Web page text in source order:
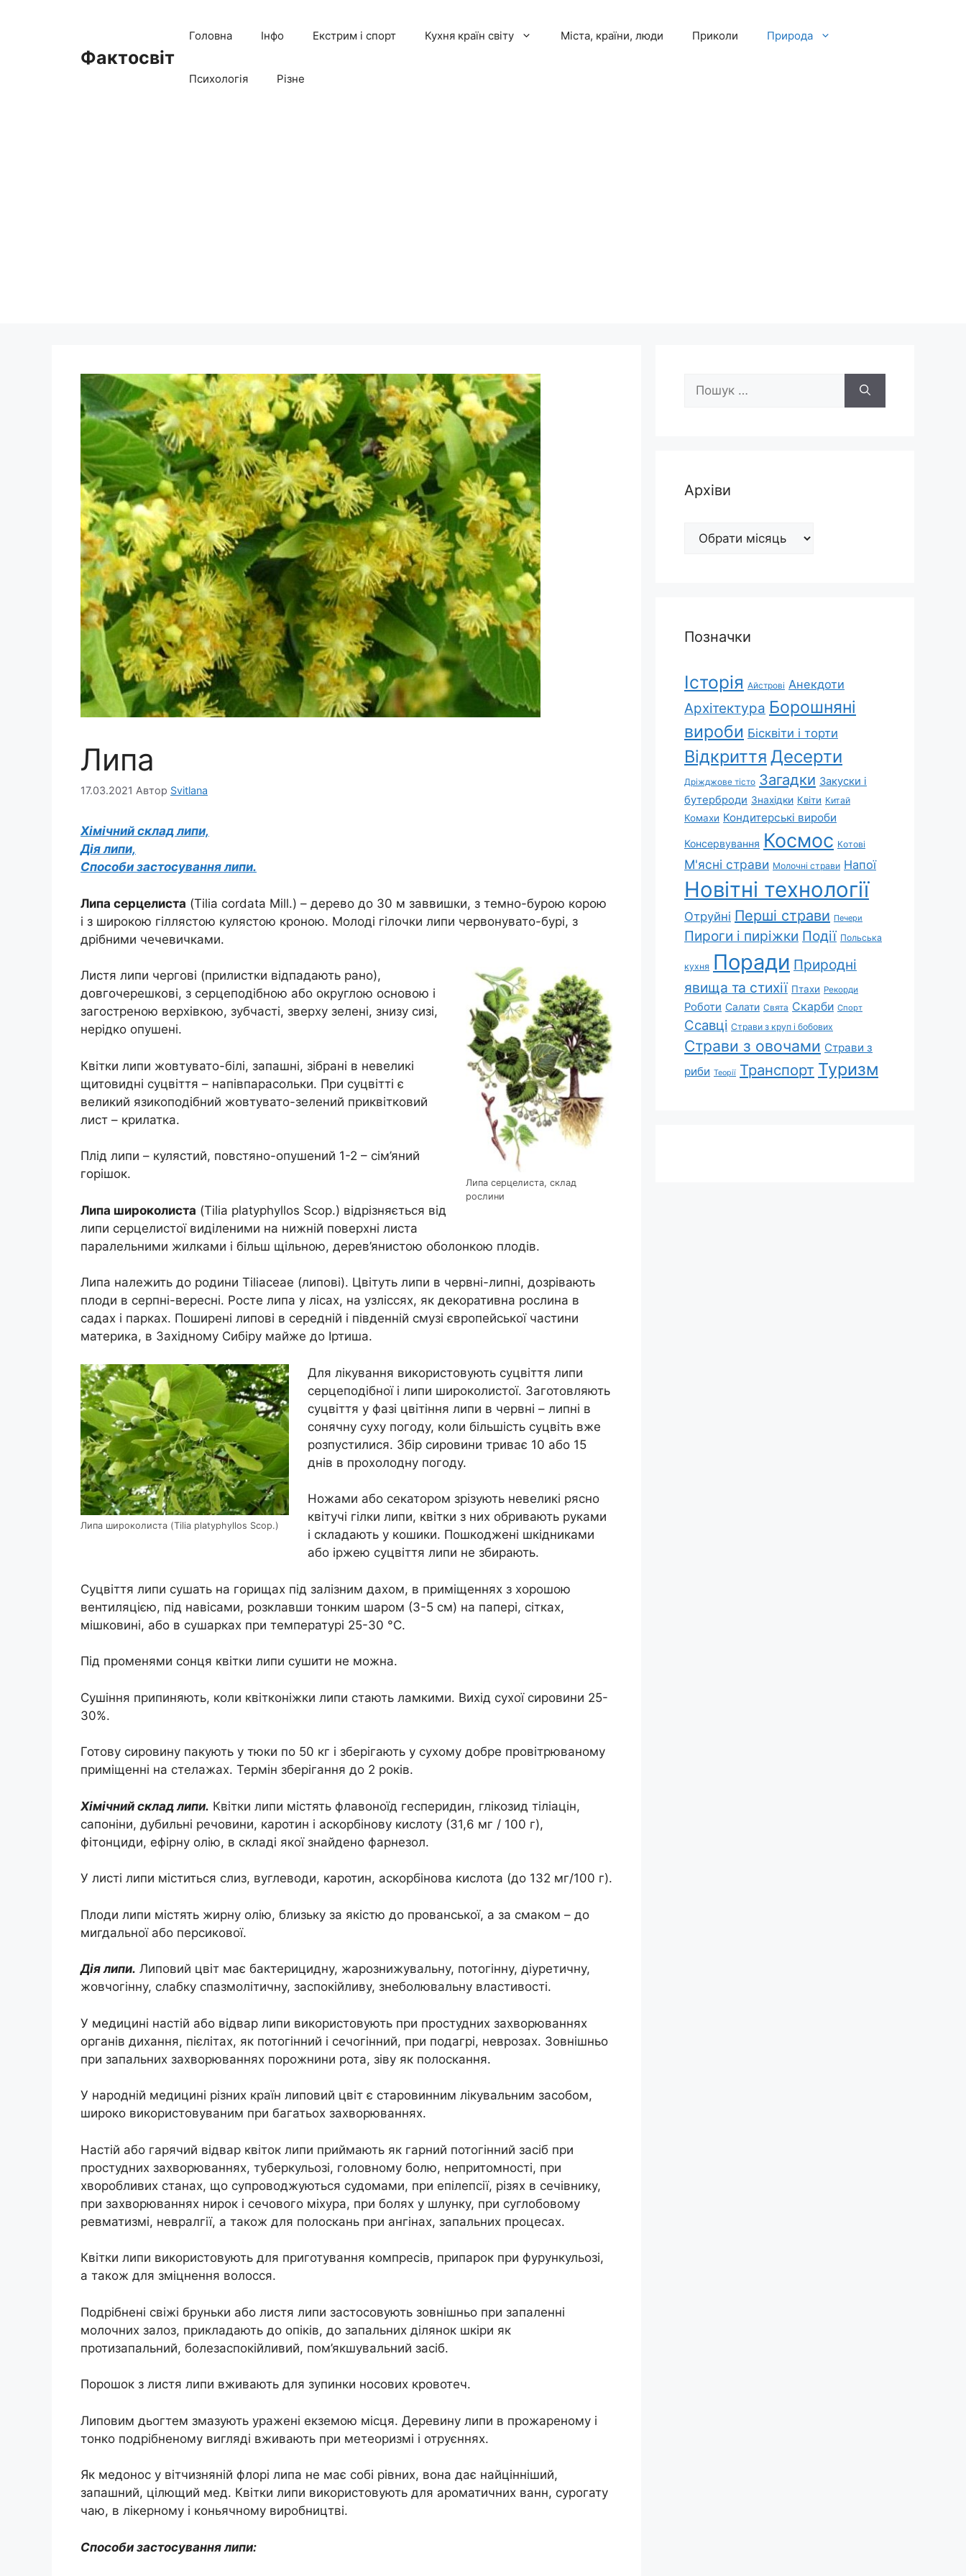
Фактосвіт
Головна Інфо Екстрим і спорт Кухня країн світу Міста, країни, люди Приколи Природа
Психологія Різне
Липа
17.03.2021 Автор Svitlana
Хімічний склад липи,
Дія липи,
Способи застосування липи.
Липа серцелиста (Tilia cordata Mill.) – дерево до 30 м заввишки, з темно-бурою корою
і з широкою гіллястою кулястою кроною. Молоді гілочки липи червонувато-бурі, з
дрібними чечевичками.
Липа серцелиста, склад
рослини
Листя липи чергові (прилистки відпадають рано),
довгочерешкові, з серцеподібною або округлою основою і
загостреною верхівкою, зубчасті, зверху зелені, знизу сизі,
нерідко опушені.
Квітки липи жовтувато-білі, запашні, зібрані в невеликі
щитовидні суцвіття – напівпарасольки. При суцвітті є
великий язикоподібний жовтувато-зелений приквітковий
лист – крилатка.
Плід липи – кулястий, повстяно-опушений 1-2 – сім’яний
горішок.
Липа широколиста (Tilia platyphyllos Scop.) відрізняється від
липи серцелистої виділеними на нижній поверхні листа
паралельними жилками і більш щільною, дерев’янистою оболонкою плодів.
Липа належить до родини Tiliaceae (липові). Цвітуть липи в червні-липні, дозрівають
плоди в серпні-вересні. Росте липа у лісах, на узліссях, як декоративна рослина в
садах і парках. Поширені липові в середній і південній смузі європейської частини
материка, в Західному Сибіру майже до Іртиша.
Липа широколиста (Tilia platyphyllos Scop.)
Для лікування використовують суцвіття липи
серцеподібної і липи широколистої. Заготовляють
суцвіття у фазі цвітіння липи в червні – липні в
сонячну суху погоду, коли більшість суцвіть вже
розпустилися. Збір сировини триває 10 або 15
днів в прохолодну погоду.
Ножами або секатором зрізують невеликі рясно
квітучі гілки липи, квітки з них обривають руками
і складають у кошики. Пошкоджені шкідниками
або іржею суцвіття липи не збирають.
Суцвіття липи сушать на горищах під залізним дахом, в приміщеннях з хорошою
вентиляцією, під навісами, розклавши тонким шаром (3-5 см) на папері, сітках,
мішковині, або в сушарках при температурі 25-30 °C.
Під променями сонця квітки липи сушити не можна.
Сушіння припиняють, коли квітконіжки липи стають ламкими. Вихід сухої сировини 25-
30%.
Готову сировину пакують у тюки по 50 кг і зберігають у сухому добре провітрюваному
приміщенні на стелажах. Термін зберігання до 2 років.
Хімічний склад липи. Квітки липи містять флавоноїд гесперидин, глікозид тіліацін,
сапоніни, дубильні речовини, каротин і аскорбінову кислоту (31,6 мг / 100 г),
фітонциди, ефірну олію, в складі якої знайдено фарнезол.
У листі липи міститься слиз, вуглеводи, каротин, аскорбінова кислота (до 132 мг/100 г).
Плоди липи містять жирну олію, близьку за якістю до прованської, а за смаком – до
мигдальної або персикової.
Дія липи. Липовий цвіт має бактерицидну, жарознижувальну, потогінну, діуретичну,
жовчогінну, слабку спазмолітичну, заспокійливу, знеболювальну властивості.
У медицині настій або відвар липи використовують при простудних захворюваннях
органів дихання, пієлітах, як потогінний і сечогінний, при подагрі, неврозах. Зовнішньо
при запальних захворюваннях порожнини рота, зіву як полоскання.
У народній медицині різних країн липовий цвіт є старовинним лікувальним засобом,
широко використовуваним при багатьох захворюваннях.
Настій або гарячий відвар квіток липи приймають як гарний потогінний засіб при
простудних захворюваннях, туберкульозі, головному болю, непритомності, при
хворобливих станах, що супроводжуються судомами, при епілепсії, різях в сечівнику,
при захворюваннях нирок і сечового міхура, при болях у шлунку, при суглобовому
ревматизмі, невралгії, а також для полоскань при ангінах, запальних процесах.
Квітки липи використовують для приготування компресів, припарок при фурункульозі,
а також для зміцнення волосся.
Подрібнені свіжі бруньки або листя липи застосовують зовнішньо при запаленні
молочних залоз, прикладають до опіків, до запальних ділянок шкіри як
протизапальний, болезаспокійливий, пом’якшувальний засіб.
Порошок з листя липи вживають для зупинки носових кровотеч.
Липовим дьогтем змазують уражені екземою місця. Деревину липи в прожареному і
тонко подрібненому вигляді вживають при метеоризмі і отруєннях.
Як медонос у вітчизняній флорі липа не має собі рівних, вона дає найцінніший,
запашний, цілющий мед. Квітки липи використовують для ароматичних ванн, сурогату
чаю, в лікерному і коньячному виробництві.
Способи застосування липи:
Пошук:
Архіви
Архіви
Позначки
Історія Айстрові Анекдоти
Архітектура Борошняні
вироби Бісквіти і торти
Відкриття Десерти
Дріжджове тісто Загадки Закуски і
бутерброди Знахідки Квіти Китай
Комахи Кондитерські вироби
Консервування Космос Котові
М'ясні страви Молочні страви Напої
Новітні технології
Отруйні Перші страви Печери
Пироги і пиріжки Події Польська
кухня Поради Природні
явища та стихії Птахи Рекорди
Роботи Салати Свята Скарби Спорт
Ссавці Страви з круп і бобових
Страви з овочами Страви з
риби Теорії Транспорт Туризм